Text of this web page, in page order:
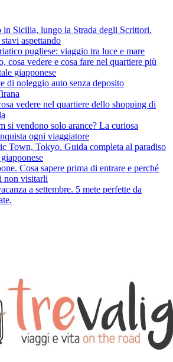
in Sicilia, lungo la Strada degli Scrittori.
aspettando
pugliese: viaggio tra luce e mare
cosa vedere e cosa fare nel quartiere più
giapponese
di noleggio auto senza deposito
vedere nel quartiere dello shopping di
si vendono solo arance? La curiosa
ogni viaggiatore
Town, Tokyo. Guida completa al paradiso
Cosa sapere prima di entrare e perché
non visitarli
a settembre. 5 mete perfette da